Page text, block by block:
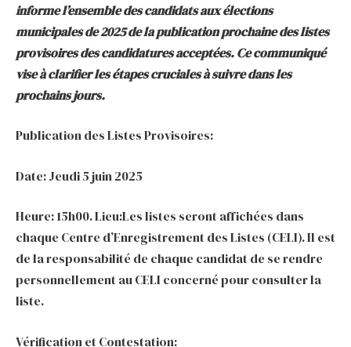
informe l’ensemble des candidats aux élections
municipales de 2025 de la publication prochaine des listes
provisoires des candidatures acceptées. Ce communiqué
vise à clarifier les étapes cruciales à suivre dans les
prochains jours.
Publication des Listes Provisoires:
Date: Jeudi 5 juin 2025
Heure: 15h00. Lieu:Les listes seront affichées dans
chaque Centre d’Enregistrement des Listes (CELI). Il est
de la responsabilité de chaque candidat de se rendre
personnellement au CELI concerné pour consulter la
liste.
Vérification et Contestation: